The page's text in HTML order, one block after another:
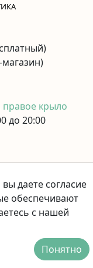
правое крыло
до 20:00
даете согласие
обеспечивают
с нашей
Понятно